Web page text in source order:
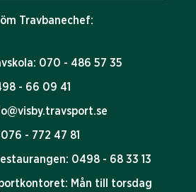
Travbanechef:
070 - 486 57 35
- 66 09 41
076 - 772 47 81
0498 - 68 33 13
Mån till torsdag